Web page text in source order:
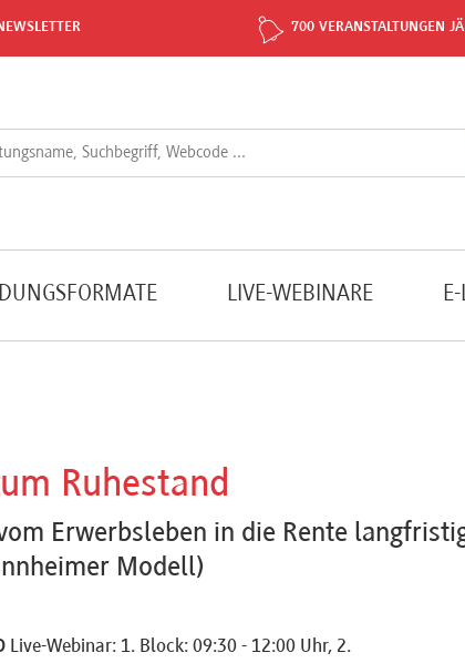
700 VERANSTALTUNGEN
LIVE-WEBINARE
Ruhestand
Erwerbsleben in die Rente
Modell)
Live-Webinar: 1. Block: 09:30 - 12:00 Uhr, 2.